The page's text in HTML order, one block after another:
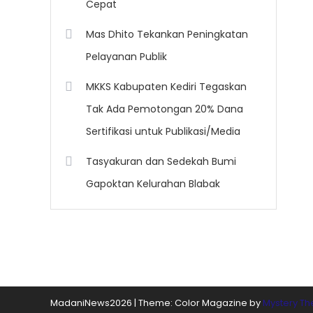
Cepat
Mas Dhito Tekankan Peningkatan
Pelayanan Publik
MKKS Kabupaten Kediri Tegaskan
Tak Ada Pemotongan 20% Dana
Sertifikasi untuk Publikasi/Media
Tasyakuran dan Sedekah Bumi
Gapoktan Kelurahan Blabak
MadaniNews2026 | Theme: Color Magazine by Mystery